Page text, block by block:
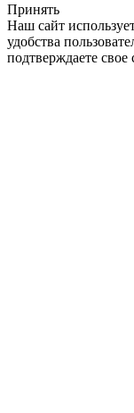
Принять
Наш сайт
удобства
подтверждаете свое